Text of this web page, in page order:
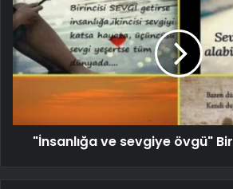
"İnsanlığa ve sevgiye övgü"